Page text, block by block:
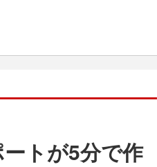
トが5分で作